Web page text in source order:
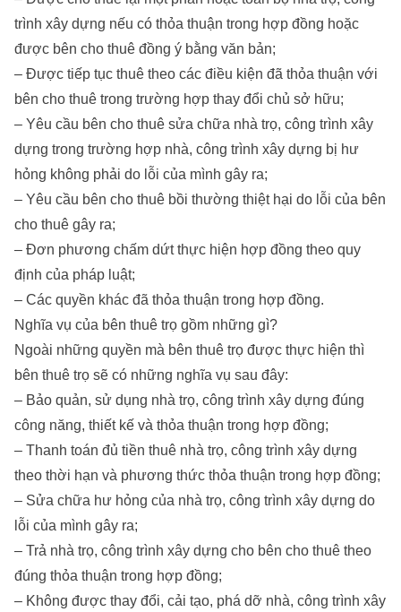
trình xây dựng nếu có thỏa thuận trong hợp đồng hoặc
được bên cho thuê đồng ý bằng văn bản;
– Được tiếp tục thuê theo các điều kiện đã thỏa thuận với
bên cho thuê trong trường hợp thay đổi chủ sở hữu;
– Yêu cầu bên cho thuê sửa chữa nhà trọ, công trình xây
dựng trong trường hợp nhà, công trình xây dựng bị hư
hỏng không phải do lỗi của mình gây ra;
– Yêu cầu bên cho thuê bồi thường thiệt hại do lỗi của bên
cho thuê gây ra;
– Đơn phương chấm dứt thực hiện hợp đồng theo quy
định của pháp luật;
– Các quyền khác đã thỏa thuận trong hợp đồng.
Nghĩa vụ của bên thuê trọ gồm những gì?
Ngoài những quyền mà bên thuê trọ được thực hiện thì
bên thuê trọ sẽ có những nghĩa vụ sau đây:
– Bảo quản, sử dụng nhà trọ, công trình xây dựng đúng
công năng, thiết kế và thỏa thuận trong hợp đồng;
– Thanh toán đủ tiền thuê nhà trọ, công trình xây dựng
theo thời hạn và phương thức thỏa thuận trong hợp đồng;
– Sửa chữa hư hỏng của nhà trọ, công trình xây dựng do
lỗi của mình gây ra;
– Trả nhà trọ, công trình xây dựng cho bên cho thuê theo
đúng thỏa thuận trong hợp đồng;
– Không được thay đổi, cải tạo, phá dỡ nhà, công trình xây